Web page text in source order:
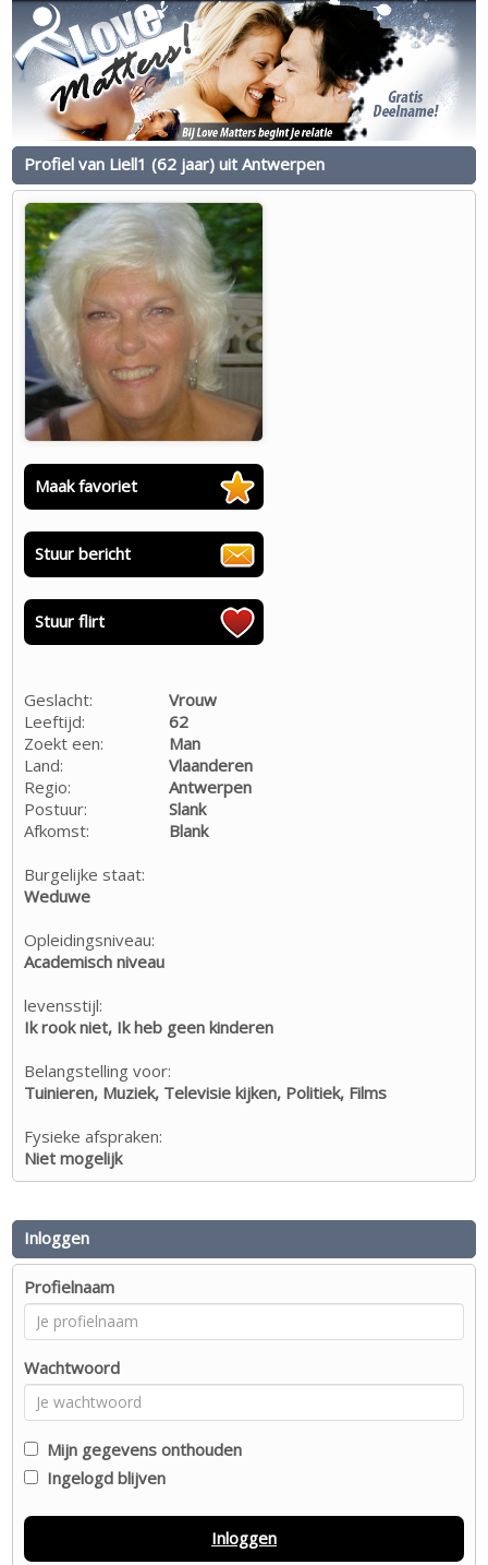
Profiel van Liell1 (62 jaar) uit Antwerpen
Maak favoriet
Stuur bericht
Stuur flirt
Geslacht:
Vrouw
Leeftijd:
62
Zoekt een:
Man
Land:
Vlaanderen
Regio:
Antwerpen
Postuur:
Slank
Afkomst:
Blank
Burgelijke staat:
Weduwe
Opleidingsniveau:
Academisch niveau
levensstijl:
Ik rook niet, Ik heb geen kinderen
Belangstelling voor:
Tuinieren, Muziek, Televisie kijken, Politiek, Films
Fysieke afspraken:
Niet mogelijk
Inloggen
Profielnaam
Wachtwoord
Mijn gegevens onthouden
Ingelogd blijven
Inloggen